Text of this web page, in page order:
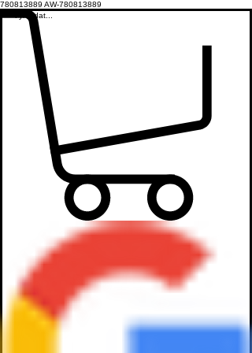
780813889 AW-780813889